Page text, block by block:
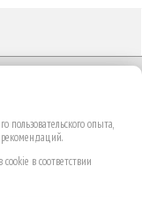
опыта,
в соответствии